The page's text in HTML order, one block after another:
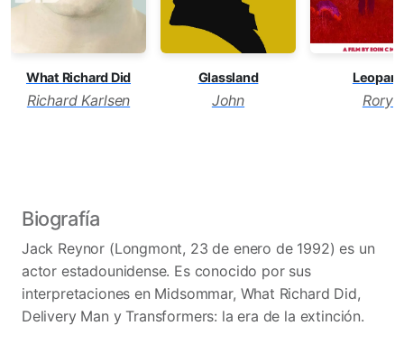
What Richard Did
Richard Karlsen
Glassland
John
Leopard
Rory
Biografía
Jack Reynor (Longmont, 23 de enero de 1992) es un
actor estadounidense.​ Es conocido por sus
interpretaciones en Midsommar, What Richard Did,
Delivery Man y Transformers: la era de la extinción.